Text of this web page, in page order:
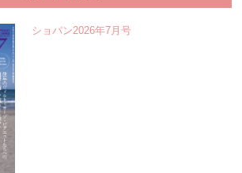
ショパン2026年7月号